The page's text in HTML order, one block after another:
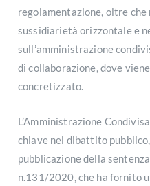
regolamentazione, oltre
sussidiarietà orizzontale e
sull’amministrazione
di collaborazione, dove
concretizzato.
L’Amministrazione
chiave nel dibattito
pubblicazione della
n.131/2020, che ha fornito